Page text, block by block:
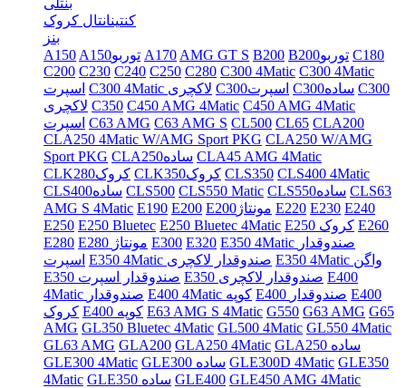
بنتلی
کنتینانتال کروک
بنز
A150
A150توربو A170 AMG GT S B200 B200توربو C180
C200 C230 C240 C250 C280 C300 4Matic C300 4Matic
اسپرت
C300 4Matic لاکچری C300اسپرت C300ساده C300
لاکچری C350 C450 AMG 4Matic C450 AMG 4Matic
اسپرت C63 AMG C63 AMG S CL500 CL65 CLA200
CLA250 4Matic W/AMG Sport PKG CLA250 W/AMG
Sport PKG
CLA250ساده CLA45 AMG 4Matic
CLK280کروک
CLK350کروک CLS350 CLS400 4Matic
CLS400ساده CLS500 CLS550 Matic CLS550ساده CLS63
AMG S 4Matic E190 E200 E200مونتاژ E220 E230 E240
E250 E250 Bluetec E250 Bluetec 4Matic E250 کروک E260
E280
E280 مونتاژ E300 E320 E350 4Matic صندوقدار
اسپرت
E350 4Matic صندوقدار لاکچری
E350 4Matic واگن
E350 صندوقدار اسپرت
E350 صندوقدار لاکچری E400
4Matic صندوقدار
E400 4Matic کوپه E400 صندوقدار E400
کروک
E400 کوپه E63 AMG S 4Matic G550 G63 AMG G65
AMG GL350 Bluetec 4Matic GL500 4Matic GL550 4Matic
GL63 AMG GLA200 GLA250 4Matic
GLA250 ساده
GLE300 4Matic
GLE300 ساده GLE300D 4Matic GLE350
4Matic
GLE350 ساده GLE400 GLE450 AMG 4Matic